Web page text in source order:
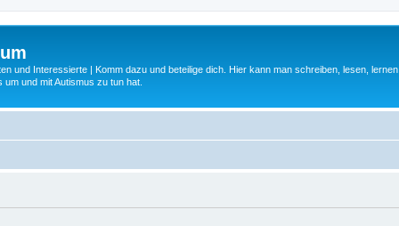
und Interessierte | Komm dazu und beteilige dich. Hier kann man schreiben, lesen, lernen
und mit Autismus zu tun hat.